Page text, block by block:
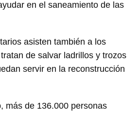
en el saneamiento de las
asisten también a los
de salvar ladrillos y trozos
servir en la reconstrucción
más de 136.000 personas